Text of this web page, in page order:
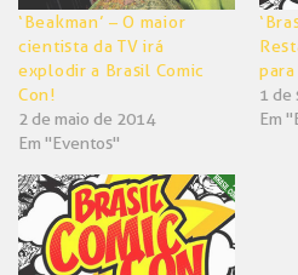
‘Beakman’ – O maior
cientista da TV irá
explodir a Brasil Comic
Con!
2 de maio de 2014
Em "Eventos"
1 de
Em